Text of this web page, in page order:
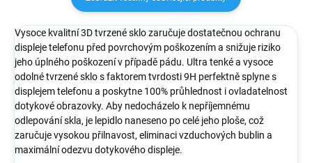
Vysoce kvalitní 3D tvrzené sklo zaručuje dostatečnou ochranu
displeje telefonu před povrchovým poškozením a snižuje riziko
jeho úplného poškození v případě pádu. Ultra tenké a vysoce
odolné tvrzené sklo s faktorem tvrdosti 9H perfektně splyne s
displejem telefonu a poskytne 100% průhlednost i ovladatelnost
dotykové obrazovky. Aby nedocházelo k nepříjemnému
odlepování skla, je lepidlo naneseno po celé jeho ploše, což
zaručuje vysokou přilnavost, eliminaci vzduchových bublin a
maximální odezvu dotykového displeje.